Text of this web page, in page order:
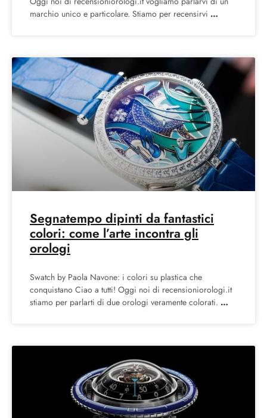
marchio unico e particolare. Stiamo per recensirvi
Segnatempo dipinti da fantastici
colori: come l’arte incontra gli
orologi
Swatch by Paola Navone: i colori su plastica che
conquistano Ciao a tutti! Oggi noi di recensioniorologi.it
stiamo per parlarti di due orologi veramente colorati.